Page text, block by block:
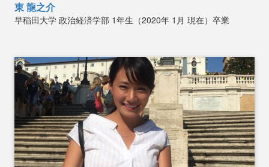
東 龍之介
早稲田大学 政治経済学部 1年生（2020年 1月 現在）卒業